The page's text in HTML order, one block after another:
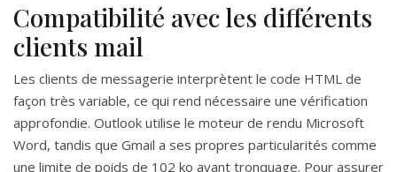
Compatibilité avec les différents
clients mail
Les clients de messagerie interprètent le code HTML de
façon très variable, ce qui rend nécessaire une vérification
approfondie. Outlook utilise le moteur de rendu Microsoft
Word, tandis que Gmail a ses propres particularités comme
une limite de poids de 102 ko avant tronquage. Pour assurer